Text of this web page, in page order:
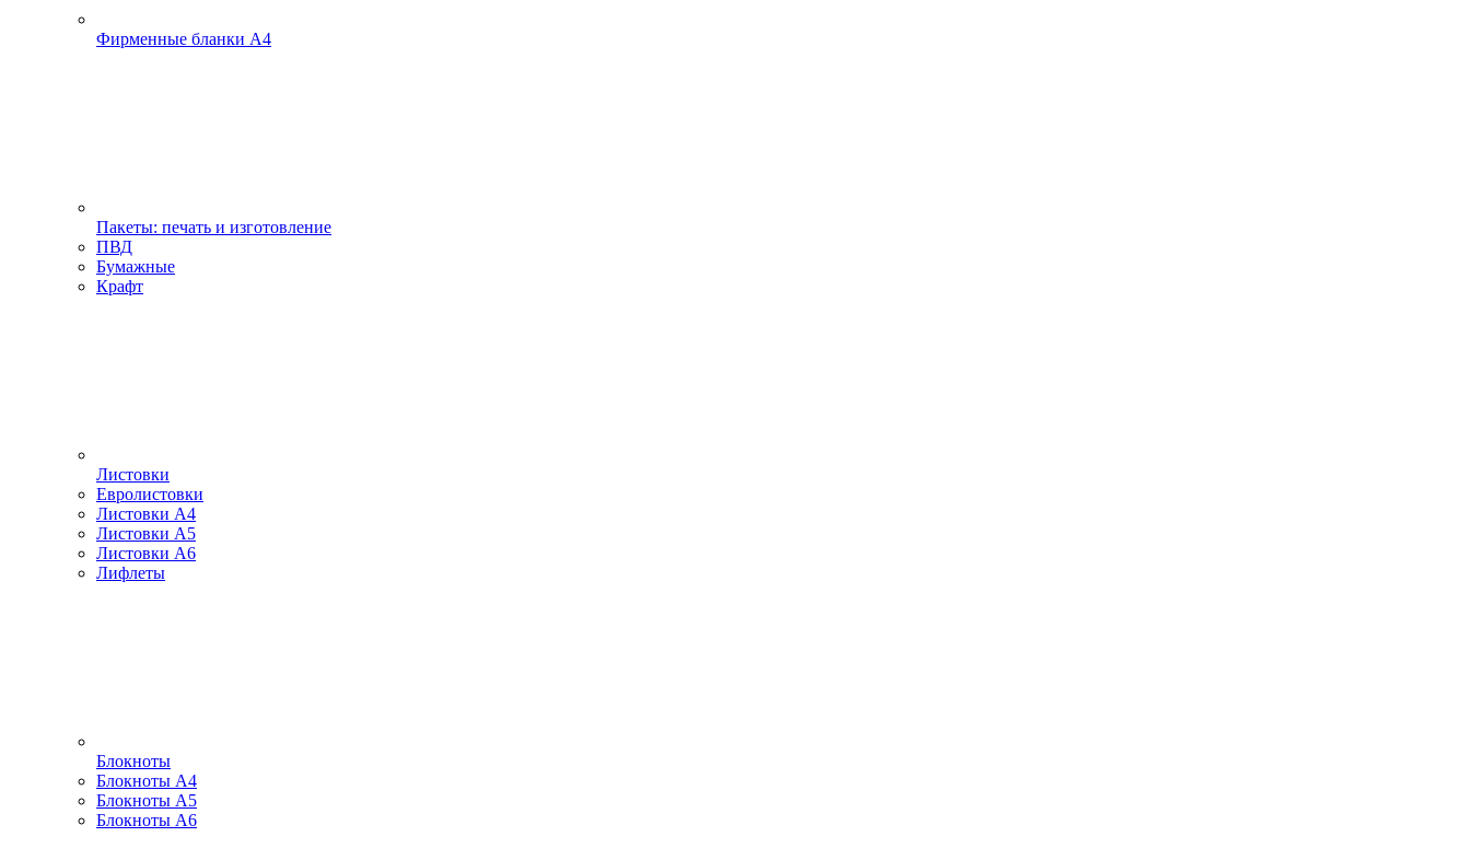
Фирменные бланки А4
Пакеты: печать и изготовление
ПВД
Бумажные
Крафт
Листовки
Евролистовки
Листовки А4
Листовки А5
Листовки А6
Лифлеты
Блокноты
Блокноты А4
Блокноты А5
Блокноты А6